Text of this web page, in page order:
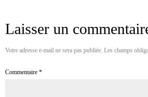
Laisser un
Votre adresse e-mail ne sera pas publiée. Les champs
Commentaire *